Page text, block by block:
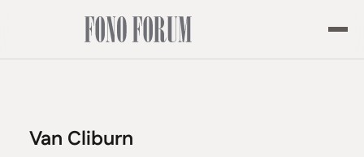
Van Cliburn